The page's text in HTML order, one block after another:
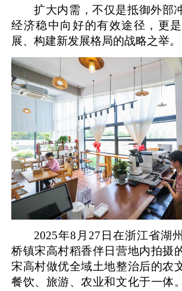
扩大内需，不仅是抵御外部
经济稳中向好的有效途径，更
展、构建新发展格局的战略之举。
2025年8月27日在浙江省湖
桥镇宋高村稻香伴日营地内拍摄
宋高村做优全域土地整治后的农
餐饮、旅游、农业和文化于一体